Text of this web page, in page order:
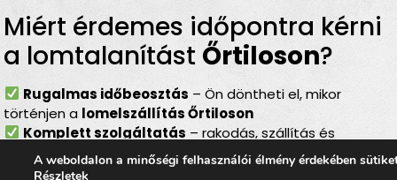
Miért érdemes időpontra kérni
a lomtalanítást Őrtiloson?
Rugalmas időbeosztás – Ön döntheti el, mikor
történjen a lomelszállítás Őrtiloson
Komplett szolgáltatás – rakodás, szállítás és
elszámolás egyben
Bírságmentes megoldás
– nem kell közterületre
A weboldalon a minőségi felhasználói élmény érdekében
Részletek